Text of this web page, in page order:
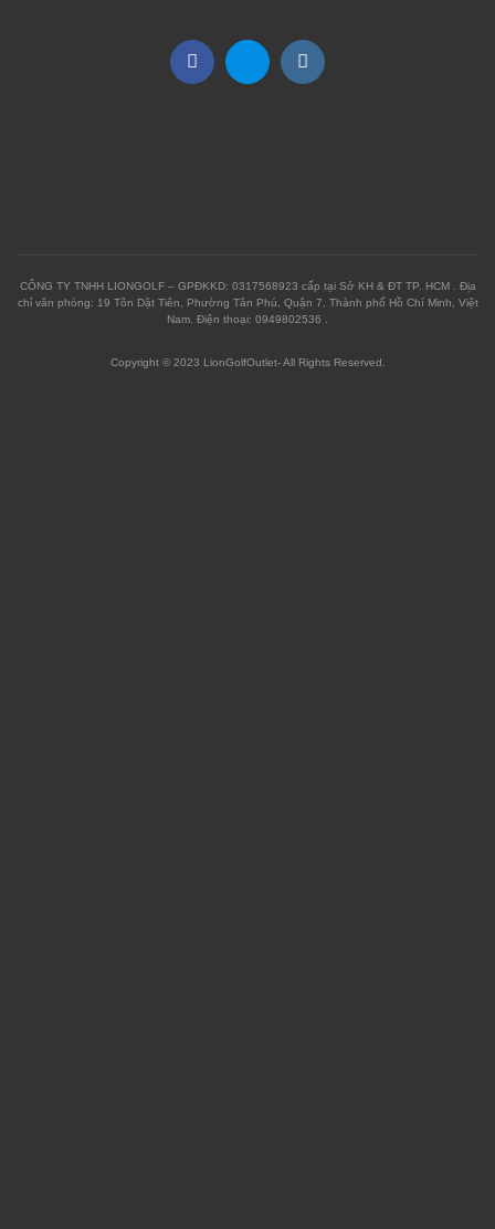
Copyright © 2023 LionGolfOutlet- All Rights Reserved.
CÔNG TY TNHH LIONGOLF – GPĐKKD: 0317568923 cấp tại Sở KH & ĐT TP. HCM . Địa
chỉ văn phòng: 19 Tôn Dật Tiên, Phường Tân Phú, Quận 7, Thành phố Hồ Chí Minh, Việt
Nam. Điện thoại: 0949802536 .